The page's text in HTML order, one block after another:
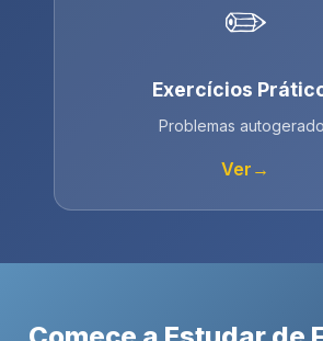
✏️
Exercícios
Problemas
Ver →